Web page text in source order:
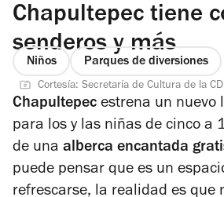
Chapultepec tiene
senderos y más
Niños Parques de diversiones
Cortesía: Secretaría de Cultura de la
Chapultepec estrena un nuevo
para los y las niñas de cinco a
de una alberca encantada
puede pensar que es un
refrescarse, la realidad es que